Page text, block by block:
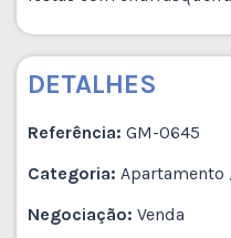
DETALHES
Referência: GM-0645
Categoria:
Negociação: Venda